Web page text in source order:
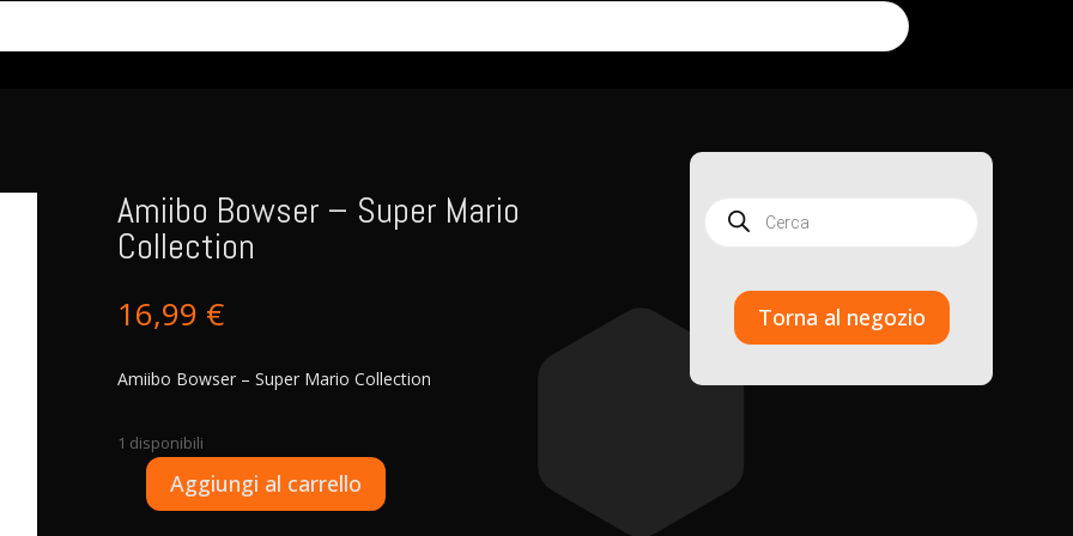
Amiibo Bowser – Super Mario
Collection
16,99 €
Amiibo Bowser – Super Mario Collection
1 disponibili
Amiibo Aggiungi al carrello
A
l
Products
search
Torna al negozio